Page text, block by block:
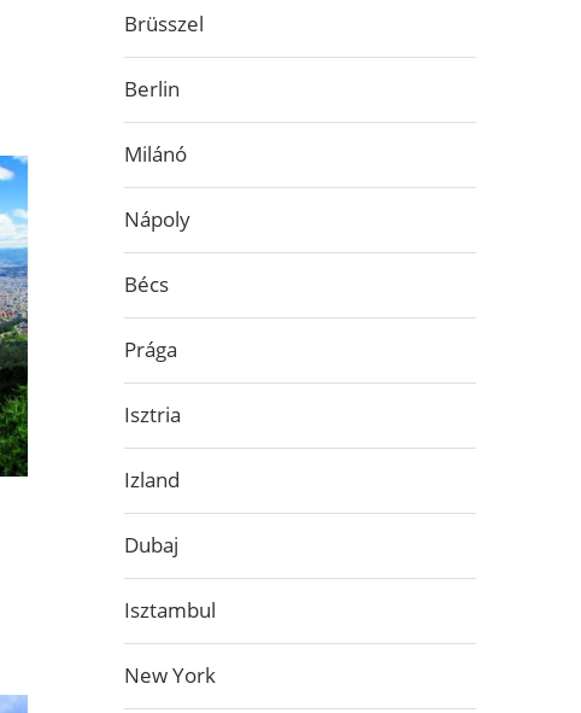
Brüsszel
Berlin
Milánó
Nápoly
Bécs
Prága
Isztria
Izland
Dubaj
Isztambul
New York